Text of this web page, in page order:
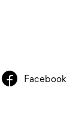
Facebook